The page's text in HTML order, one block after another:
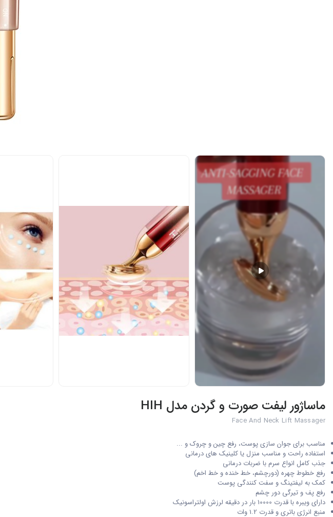
ماساژور لیفت صورت و گردن مدل HIH
Face And Neck Lift Massager
مناسب برای جوان سازی پوست، رفع چین و چروک و ...
استفاده راحت و مناسب منزل یا کلینیک های درمانی
جذب کامل انواع سرم با ضربات درمانی
رفع خطوط چهره (دورچشم، خط خنده و خط اخم)
کمک به لیفتینگ و سفت کنندگی پوست
رفع پف و تیرگی دور چشم
دارای ویبره با قدرت 10000 بار در دقیقه لرزش اولتراسونیک
منبع انرژی باتری و قدرت 1.2 وات